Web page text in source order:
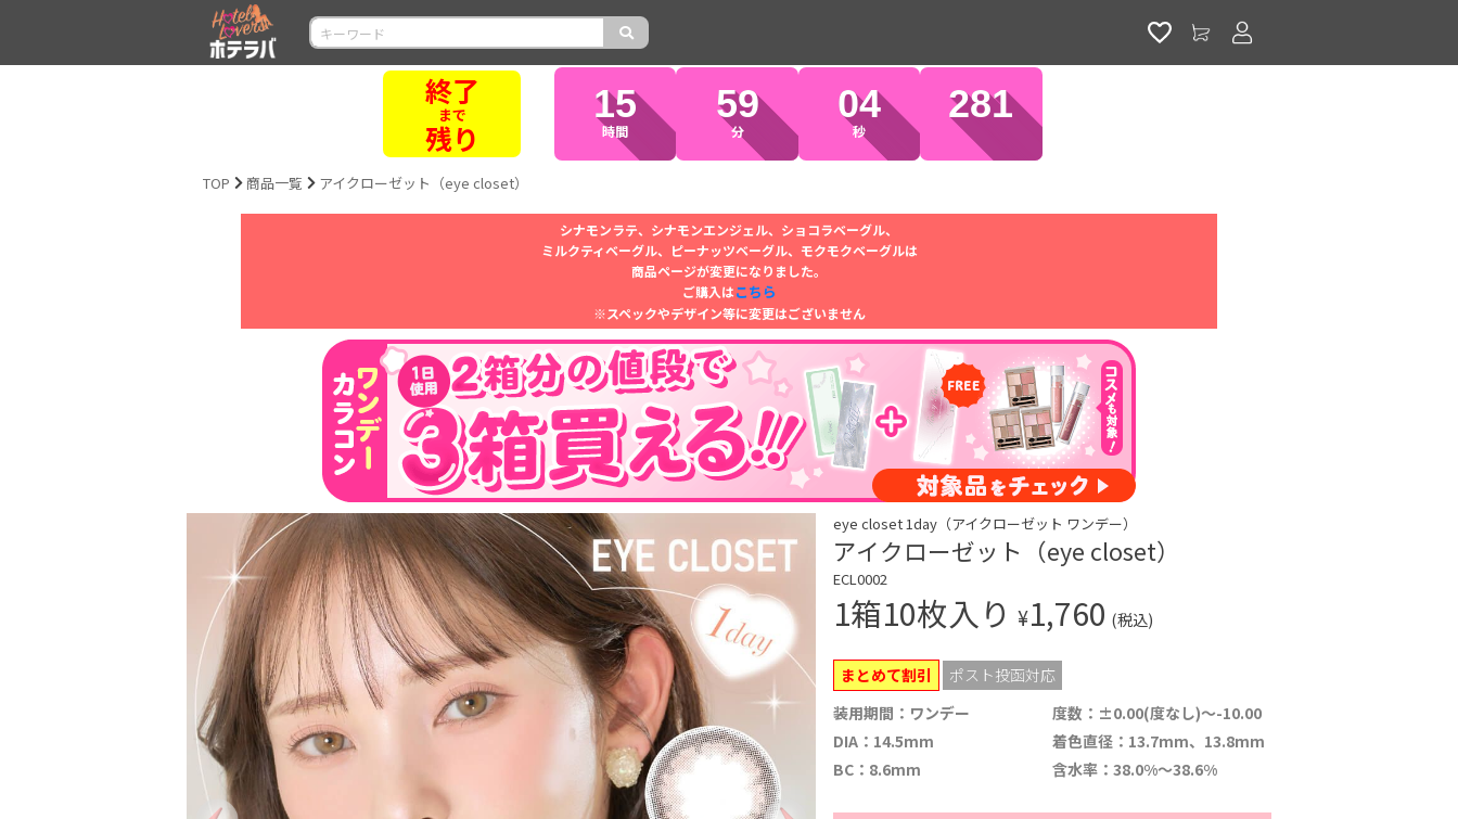
終了
まで
残り
15
時間
59
分
03
秒
071
TOP 商品一覧 アイクローゼット（eye closet）
シナモンラテ、シナモンエンジェル、ショコラベーグル、
ミルクティベーグル、ピーナッツベーグル、モクモクベーグルは
商品ページが変更になりました。
ご購入はこちら
※スペックやデザイン等に変更はございません
eye closet 1day（アイクローゼット ワンデー）
アイクローゼット（eye closet）
ECL0002
1箱10枚入り ¥1,760 (税込)
まとめて割引
ポスト投函対応
装用期間：ワンデー
度数：±0.00(度なし)～-10.00
DIA：14.5mm
着色直径：13.7mm、13.8mm
BC：8.6mm
含水率：38.0%～38.6%